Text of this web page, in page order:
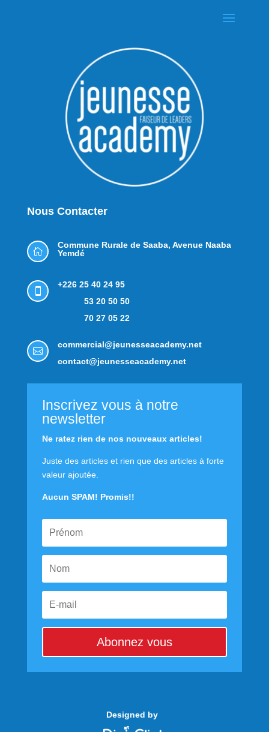
Nous Contacter

Commune Rurale de Saaba, Avenue Naaba
Yemdé

+226 25 40 24 95
53 20 50 50
70 27 05 22

commercial@jeunesseacademy.net
contact@jeunesseacademy.net
Inscrivez vous à notre
newsletter
Ne ratez rien de nos nouveaux articles!
Juste des articles et rien que des articles à forte
valeur ajoutée.
Aucun SPAM! Promis!!
Abonnez vous
Designed by